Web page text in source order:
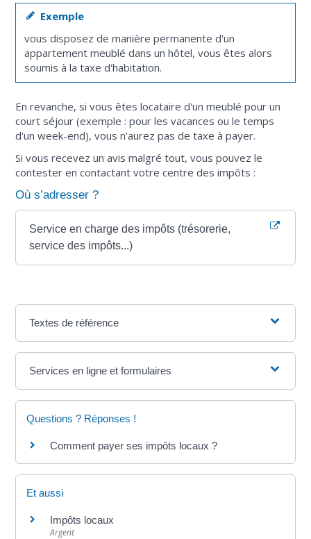
Exemple
vous disposez de manière permanente d'un
appartement meublé dans un hôtel, vous êtes alors
soumis à la taxe d'habitation.
En revanche, si vous êtes locataire d'un meublé pour un
court séjour (exemple : pour les vacances ou le temps
d'un week-end), vous n'aurez pas de taxe à payer.
Si vous recevez un avis malgré tout, vous pouvez le
contester en contactant votre centre des impôts :
Où s’adresser ?
Service en charge des impôts (trésorerie,
service des impôts...)
Textes de référence
Services en ligne et formulaires
Questions ? Réponses !
Comment payer ses impôts locaux ?
Et aussi
Impôts locaux
Argent